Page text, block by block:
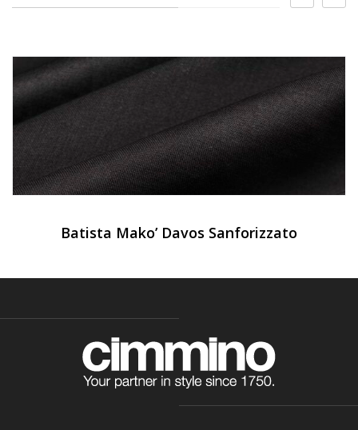
Batista Mako’ Davos Sanforizzato